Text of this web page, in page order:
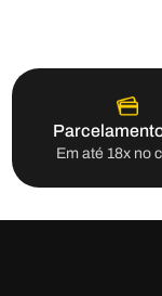
Em até 18x no